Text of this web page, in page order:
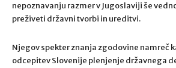
nepoznavanju razmer v Jugoslaviji še
preživeti državni tvorbi in ureditvi.
Njegov spekter znanja zgodovine namreč
odcepitev Slovenije plenjenje državnega